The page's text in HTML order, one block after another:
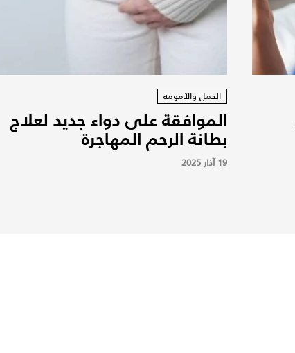
الحمل والآمومة
الموافقة على دواء جديد لعلاج
بطانة الرحم المهاجرة
19 آذار 2025